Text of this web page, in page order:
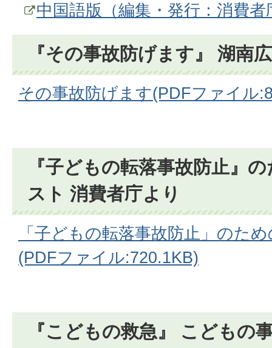
中国語版（編集・発行：消費
『その事故防げます』 湖南
その事故防げます(PDFファイル
『子どもの転落事故防止』
スト 消費者庁より
「子どもの転落事故防止」のた
(PDFファイル:720.1KB)
『こどもの救急』 こどもの